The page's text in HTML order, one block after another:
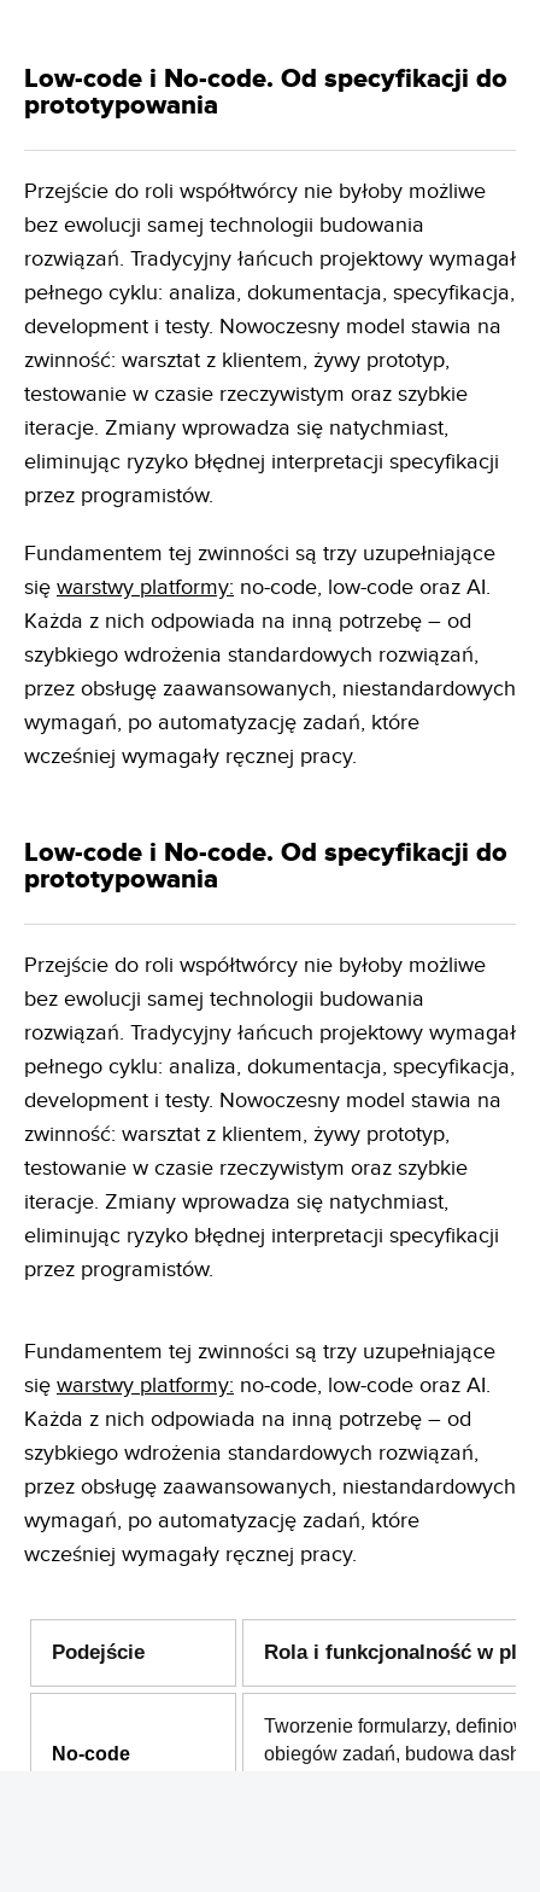
Low-code i No-code. Od specyfikacji do
prototypowania
Przejście do roli współtwórcy nie byłoby możliwe
bez ewolucji samej technologii budowania
rozwiązań. Tradycyjny łańcuch projektowy wymagał
pełnego cyklu: analiza, dokumentacja, specyfikacja,
development i testy. Nowoczesny model stawia na
zwinność: warsztat z klientem, żywy prototyp,
testowanie w czasie rzeczywistym oraz szybkie
iteracje. Zmiany wprowadza się natychmiast,
eliminując ryzyko błędnej interpretacji specyfikacji
przez programistów.
Fundamentem tej zwinności są trzy uzupełniające
się warstwy platformy: no-code, low-code oraz AI.
Każda z nich odpowiada na inną potrzebę – od
szybkiego wdrożenia standardowych rozwiązań,
przez obsługę zaawansowanych, niestandardowych
wymagań, po automatyzację zadań, które
wcześniej wymagały ręcznej pracy.
Low-code i No-code. Od specyfikacji do
prototypowania
Przejście do roli współtwórcy nie byłoby możliwe
bez ewolucji samej technologii budowania
rozwiązań. Tradycyjny łańcuch projektowy wymagał
pełnego cyklu: analiza, dokumentacja, specyfikacja,
development i testy. Nowoczesny model stawia na
zwinność: warsztat z klientem, żywy prototyp,
testowanie w czasie rzeczywistym oraz szybkie
iteracje. Zmiany wprowadza się natychmiast,
eliminując ryzyko błędnej interpretacji specyfikacji
przez programistów.
Fundamentem tej zwinności są trzy uzupełniające
się warstwy platformy: no-code, low-code oraz AI.
Każda z nich odpowiada na inną potrzebę – od
szybkiego wdrożenia standardowych rozwiązań,
przez obsługę zaawansowanych, niestandardowych
wymagań, po automatyzację zadań, które
wcześniej wymagały ręcznej pracy.
Podejście Rola i funkcjonalność w
No-code
Tworzenie formularzy,
obiegów zadań, budowa